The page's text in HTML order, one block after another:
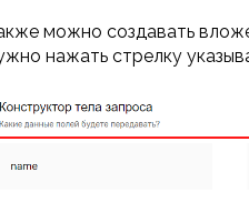
можно создавать
нажать стрелку